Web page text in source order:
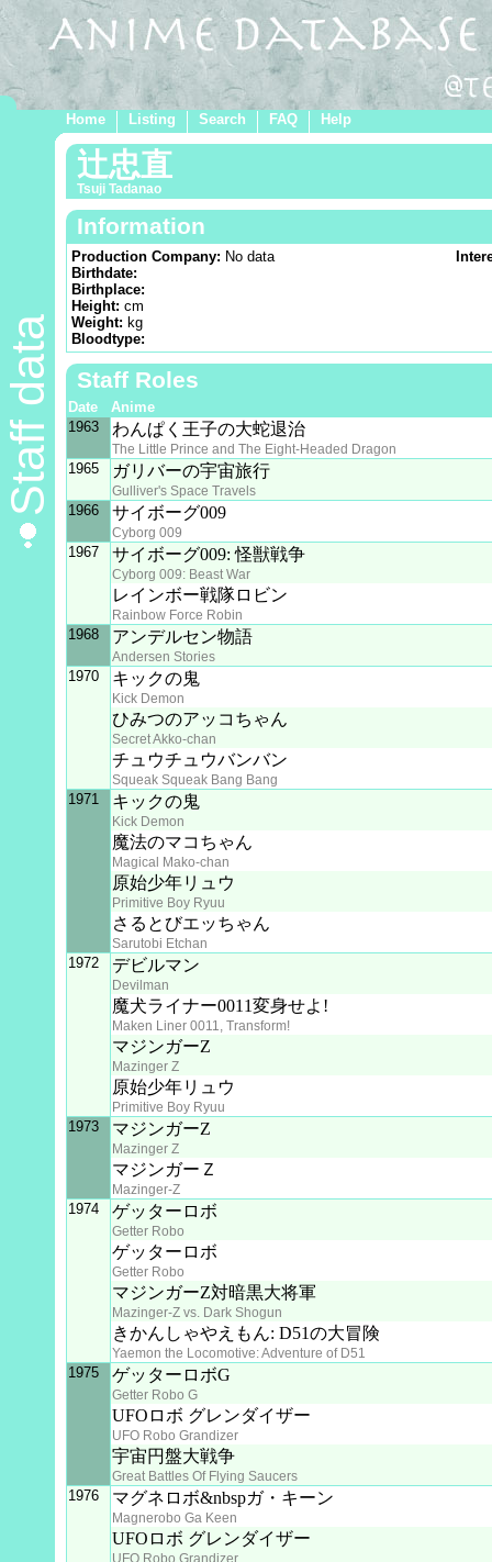
Home Listing Search FAQ Help
Staff data
辻忠直
Tsuji Tadanao
Information
Production Company: No data
Birthdate:
Birthplace:
Height: cm
Weight: kg
Bloodtype:
Staff Roles
Date
Anime
1963
わんぱく王子の大蛇退治
The Little Prince and The Eight-Headed Dragon
1965 ガリバーの宇宙旅行
Gulliver's Space Travels
1966 サイボーグ009
Cyborg 009
1967 サイボーグ009: 怪獣戦争
Cyborg 009: Beast War
レインボー戦隊ロビン
Rainbow Force Robin
1968 アンデルセン物語
Andersen Stories
1970 キックの鬼
Kick Demon
ひみつのアッコちゃん
Secret Akko-chan
チュウチュウバンバン
Squeak Squeak Bang Bang
1971 キックの鬼
Kick Demon
魔法のマコちゃん
Magical Mako-chan
原始少年リュウ
Primitive Boy Ryuu
さるとびエッちゃん
Sarutobi Etchan
1972 デビルマン
Devilman
魔犬ライナー0011変身せよ!
Maken Liner 0011, Transform!
マジンガーZ
Mazinger Z
原始少年リュウ
Primitive Boy Ryuu
1973 マジンガーZ
Mazinger Z
マジンガーＺ
Mazinger-Z
1974 ゲッターロボ
Getter Robo
ゲッターロボ
Getter Robo
マジンガーZ対暗黒大将軍
Mazinger-Z vs. Dark Shogun
きかんしゃやえもん: D51の大冒険
Yaemon the Locomotive: Adventure of D51
1975 ゲッターロボG
Getter Robo G
UFOロボ グレンダイザー
UFO Robo Grandizer
宇宙円盤大戦争
Great Battles Of Flying Saucers
1976 マグネロボ&nbspガ・キーン
Magnerobo Ga Keen
UFOロボ グレンダイザー
UFO Robo Grandizer